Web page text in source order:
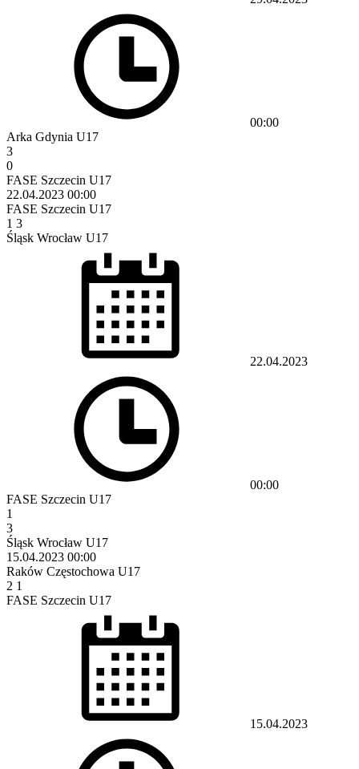
00:00
Arka Gdynia U17
3
0
FASE Szczecin U17
22.04.2023 00:00
FASE Szczecin U17
1 3
Śląsk Wrocław U17
22.04.2023
00:00
FASE Szczecin U17
1
3
Śląsk Wrocław U17
15.04.2023 00:00
Raków Częstochowa U17
2 1
FASE Szczecin U17
15.04.2023